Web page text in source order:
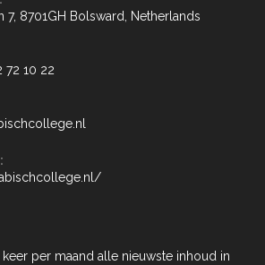
7, 8701GH Bolsward, Netherlands
72 10 22
keer per maand alle nieuwste inhoud in